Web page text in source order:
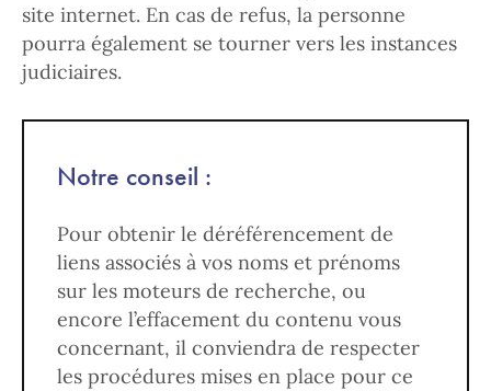
site internet. En cas de refus, la personne
pourra également se tourner vers les instances
judiciaires.
Notre conseil :
Pour obtenir le déréférencement de
liens associés à vos noms et prénoms
sur les moteurs de recherche, ou
encore l’effacement du contenu vous
concernant, il conviendra de respecter
les procédures mises en place pour ce